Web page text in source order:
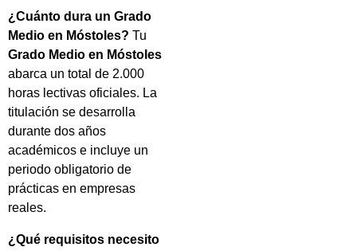
¿Cuánto dura un Grado
Medio en Móstoles? Tu
Grado Medio en Móstoles
abarca un total de 2.000
horas lectivas oficiales. La
titulación se desarrolla
durante dos años
académicos e incluye un
periodo obligatorio de
prácticas en empresas
reales.
¿Qué requisitos necesito